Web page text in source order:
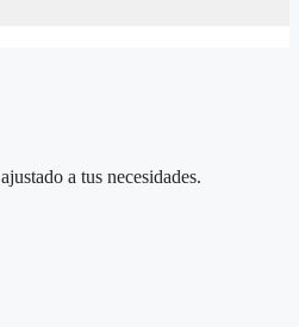
a tus necesidades.